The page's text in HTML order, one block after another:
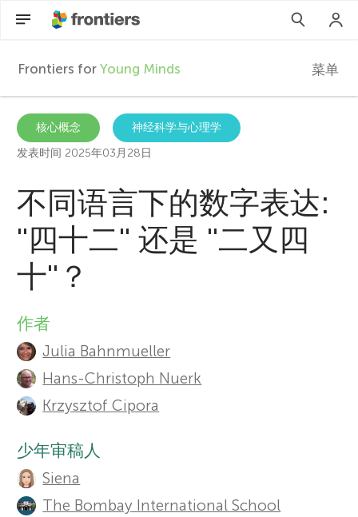
F
r
n
t
e
r
s
f
Frontiers for Young Minds 菜单
参与进来
栏目
核心概念
神经科学与心理学
发表时间 2025年03月28日
不同语言下的数字表达:
''四十二'' 还是 ''二又四
十''？
A
u
t
o
r
作者
Julia Bahnmueller
Hans-Christoph Nuerk
Krzysztof Cipora
少年审稿人
Siena
The Bombay International School